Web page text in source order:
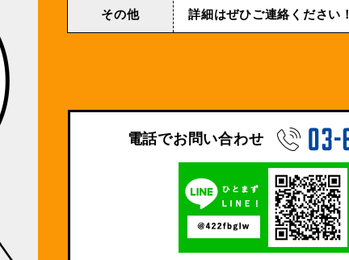
その他 詳細はぜひご連絡ください！
電話でお問い合わせ